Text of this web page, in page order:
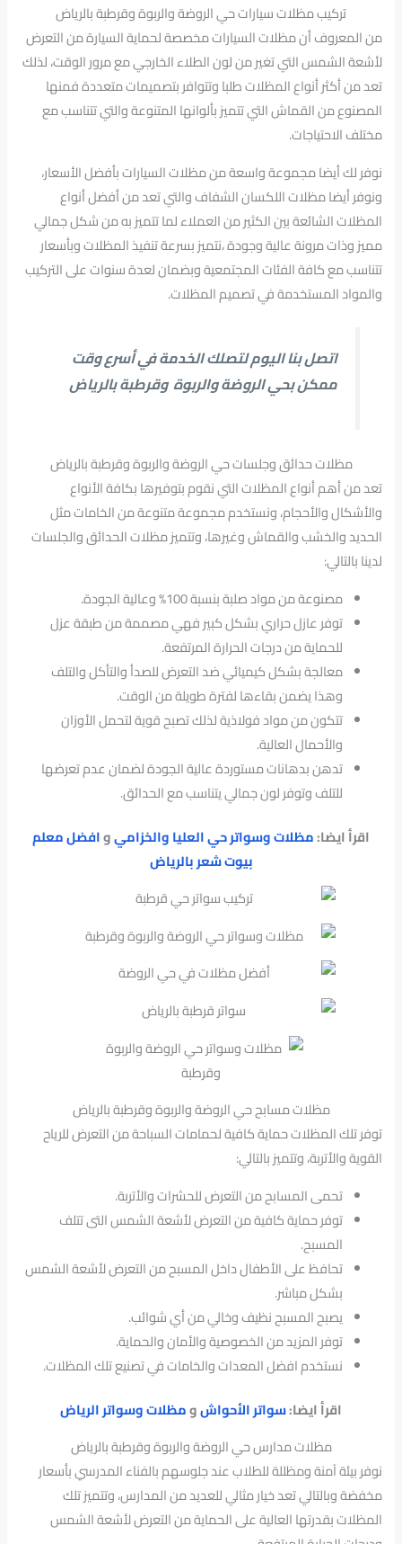
تركيب مظلات سيارات حي الروضة والربوة وقرطبة بالرياض
من المعروف أن مظلات السيارات مخصصة لحماية السيارة من التعرض
لأشعة الشمس التي تغير من لون الطلاء الخارجي مع مرور الوقت، لذلك
تعد من أكثر أنواع المظلات طلبا وتتوافر بتصميمات متعددة فمنها
المصنوع من القماش التي تتميز بألوانها المتنوعة والتي تتناسب مع
مختلف الاحتياجات.
نوفر لك أيضا مجموعة واسعة من مظلات السيارات بأفضل الأسعار،
ونوفر أيضا مظلات اللكسان الشفاف والتي تعد من أفضل أنواع
المظلات الشائعة بين الكثير من العملاء لما تتميز به من شكل جمالي
مميز وذات مرونة عالية وجودة ،نتميز بسرعة تنفيذ المظلات وبأسعار
تتناسب مع كافة الفئات المجتمعية وبضمان لعدة سنوات على التركيب
والمواد المستخدمة في تصميم المظلات.
اتصل بنا اليوم لتصلك الخدمة في أسرع وقت
ممكن بحي الروضة والربوة وقرطبة بالرياض
مظلات حدائق وجلسات حي الروضة والربوة وقرطبة بالرياض
تعد من أهم أنواع المظلات التي نقوم بتوفيرها بكافة الأنواع
والأشكال والأحجام، ونستخدم مجموعة متنوعة من الخامات مثل
الحديد والخشب والقماش وغيرها، وتتميز مظلات الحدائق والجلسات
لدينا بالتالي:
مصنوعة من مواد صلبة بنسبة 100% وعالية الجودة.
توفر عازل حراري بشكل كبير فهي مصممة من طبقة عزل
للحماية من درجات الحرارة المرتفعة.
معالجة بشكل كيميائي ضد التعرض للصدأ والتأكل والتلف
وهذا يضمن بقاءها لفترة طويلة من الوقت.
تتكون من مواد فولاذية لذلك تصبح قوية لتحمل الأوزان
والأحمال العالية.
تدهن بدهانات مستوردة عالية الجودة لضمان عدم تعرضها
للتلف وتوفر لون جمالي يتناسب مع الحدائق.
اقرأ ايضا:مظلات وسواتر حي العليا والخزاميوافضل معلم
بيوت شعر بالرياض
مظلات مسابح حي الروضة والربوة وقرطبة بالرياض
توفر تلك المظلات حماية كافية لحمامات السباحة من التعرض للرياح
القوية والأتربة، وتتميز بالتالي:
تحمى المسابح من التعرض للحشرات والأتربة.
توفر حماية كافية من التعرض لأشعة الشمس التى تتلف
المسبح.
تحافظ على الأطفال داخل المسبح من التعرض لأشعة الشمس
بشكل مباشر.
يصبح المسبح نظيف وخالي من أي شوائب.
توفر المزيد من الخصوصية والأمان والحماية.
نستخدم افضل المعدات والخامات في تصنيع تلك المظلات.
اقرأ ايضا:سواتر الأحواشومظلات وسواتر الرياض
مظلات مدارس حي الروضة والربوة وقرطبة بالرياض
نوفر بيئة آمنة ومظللة للطلاب عند جلوسهم بالفناء المدرسي بأسعار
مخفضة وبالتالي تعد خيار مثالي للعديد من المدارس، وتتميز تلك
المظلات بقدرتها العالية على الحماية من التعرض لأشعة الشمس